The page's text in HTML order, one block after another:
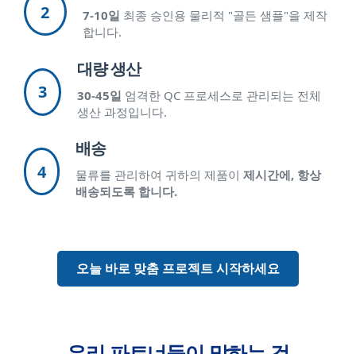
2 7-10일 최종 승인용 물리적 "골든 샘플"을 제작
합니다.
3
대량 생산
30-45일 엄격한 QC 프로세스로 관리되는 전체
생산 과정입니다.
4
배송
물류를 관리하여 귀하의 제품이제시간에, 항상
배송되도록 합니다.
오늘 바로 맞춤 프로젝트 시작하세요